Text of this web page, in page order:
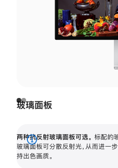
玻璃面板
两种抗反射玻璃面板可选。 标配的
玻璃面板可分散反射光，从而进一
持出色画质。
展
开